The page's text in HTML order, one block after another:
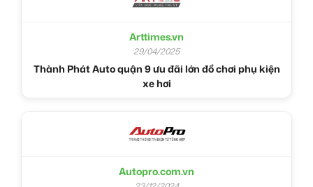
Arttimes.vn
29/04/2025
Thành Phát Auto quận 9 ưu đãi lớn đồ chơi phụ kiện
xe hơi
Autopro.com.vn